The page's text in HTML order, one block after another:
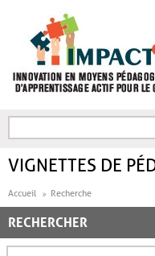
FORMULAIRE DE
VIGNETTES DE
Accueil Recherche
RECHERCHER